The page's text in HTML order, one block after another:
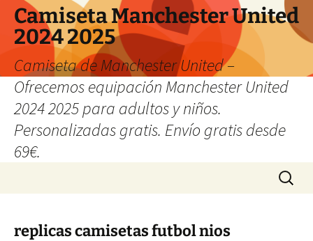
Camiseta Manchester United
2024 2025
Camiseta de Manchester United –
Ofrecemos equipación Manchester United
2024 2025 para adultos y niños.
Personalizadas gratis. Envío gratis desde
69€.
Buscar:
replicas camisetas futbol nios